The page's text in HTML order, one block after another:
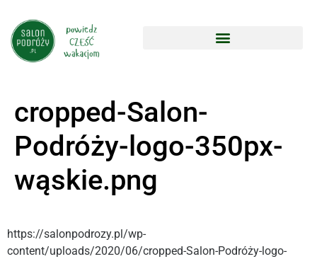
cropped-Salon-
Podróży-logo-350px-
wąskie.png
https://salonpodrozy.pl/wp-
content/uploads/2020/06/cropped-Salon-Podróży-logo-